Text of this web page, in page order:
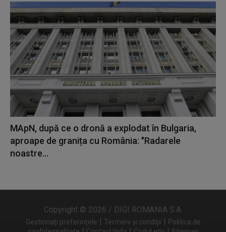
MApN, după ce o dronă a explodat în Bulgaria,
aproape de granița cu România: "Radarele
noastre...
Copyright © 2026 / DIGI ROMANIA S.A.
Gestionați preferințele | Termeni și condiții | Politica de